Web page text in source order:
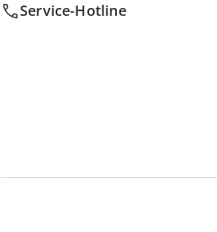
Service-Hotline